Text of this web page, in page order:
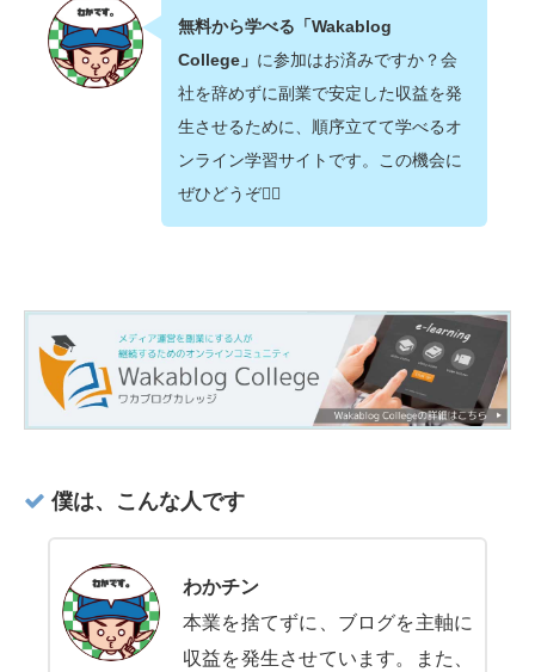
無料から学べる「Wakablog
College」 に参加はお済みですか？会
社を辞めずに副業で安定した収益を発
生させるために、順序立てて学べるオ
ンライン学習サイトです。この機会に
ぜひどうぞ💁‍♂️
僕は、こんな人です
わかチン
本業を捨てずに、ブログを主軸に
収益を発生させています。また、